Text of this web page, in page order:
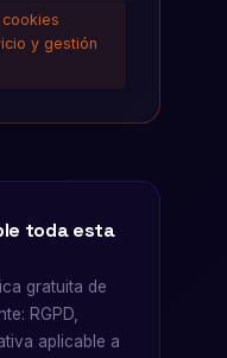
y gestión
toda esta
gratuita de
RGPD,
aplicable a